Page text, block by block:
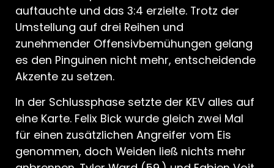
auftauchte und das 3:4 erzielte. Trotz der
Umstellung auf drei Reihen und
zunehmender Offensivbemühungen gelang
es den Pinguinen nicht mehr, entscheidende
Akzente zu setzen.
In der Schlussphase setzte der KEV alles auf
eine Karte. Felix Bick wurde gleich zwei Mal
für einen zusätzlichen Angreifer vom Eis
genommen, doch Weiden ließ nichts mehr